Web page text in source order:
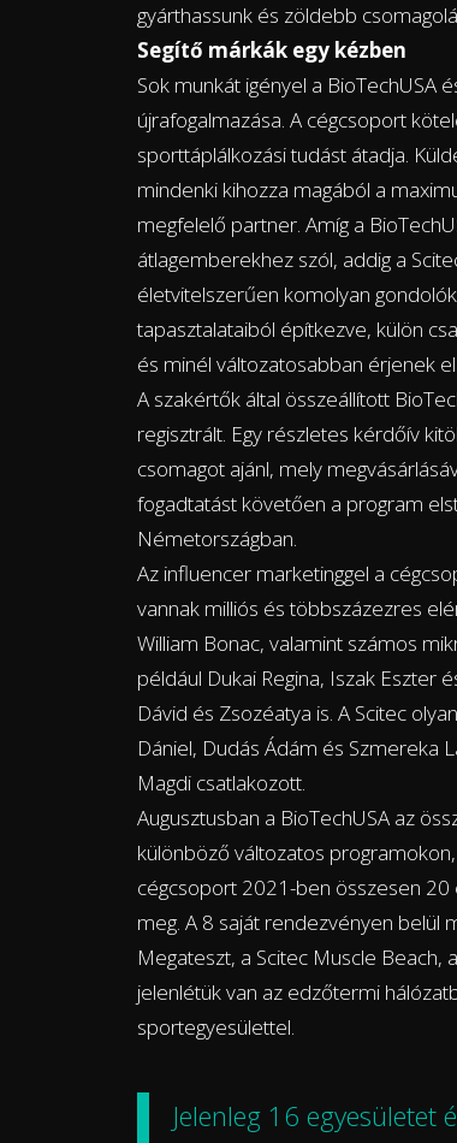
gyárthassunk és zöldebb
Segítő márkák egy kézben
Sok munkát igényel a BioTechUSA
újrafogalmazása. A cégcsoport
sporttáplálkozási tudást átadja.
mindenki kihozza magából a
megfelelő partner. Amíg a
átlagemberekhez szól, addig a
életvitelszerűen komolyan
tapasztalataiból építkezve, külön
és minél változatosabban érjenek
A szakértők által összeállított
regisztrált. Egy részletes kérdőív
csomagot ajánl, mely
fogadtatást követően a program
Németországban.
Az influencer marketinggel a
vannak milliós és többszázezres
William Bonac, valamint számos
például Dukai Regina, Iszak Eszter
Dávid és Zsozéatya is. A Scitec
Dániel, Dudás Ádám és Szmereka
Magdi csatlakozott.
Augusztusban a BioTechUSA az
különböző változatos
cégcsoport 2021-ben összesen
meg. A 8 saját rendezvényen belül
Megateszt, a Scitec Muscle Beach,
jelenlétük van az edzőtermi
sportegyesülettel.
Jelenleg 16